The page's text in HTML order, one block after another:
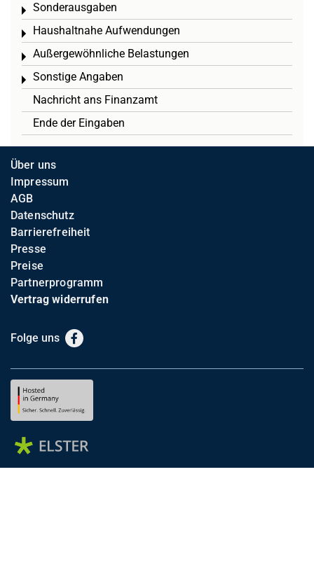
Sonderausgaben
Toggle menu
Haushaltnahe Aufwendungen
Toggle menu
Außergewöhnliche Belastungen
Toggle menu
Sonstige Angaben
Toggle menu
Nachricht ans Finanzamt
Ende der Eingaben
Über uns
Impressum
AGB
Datenschutz
Barrierefreiheit
Presse
Preise
Partnerprogramm
Vertrag widerrufen
Folge uns Facebook